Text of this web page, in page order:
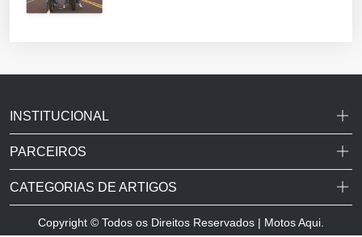
INSTITUCIONAL
PARCEIROS
CATEGORIAS DE ARTIGOS
Copyright © Todos os Direitos Reservados | Motos Aqui.